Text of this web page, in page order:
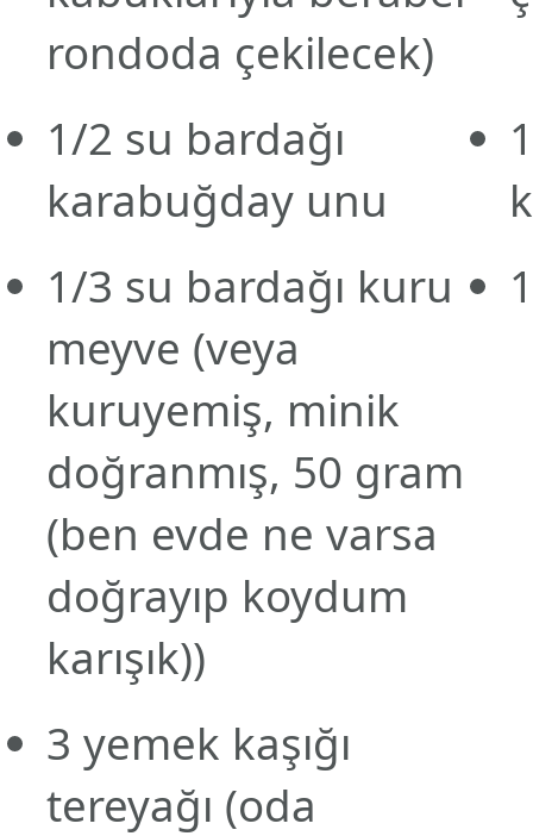
rondoda çekilecek)
1/2 su bardağı
karabuğday unu
1/3 su bardağı kuru
meyve (veya
kuruyemiş, minik
doğranmış, 50 gram
(ben evde ne varsa
doğrayıp koydum
karışık))
3 yemek kaşığı
tereyağı (oda